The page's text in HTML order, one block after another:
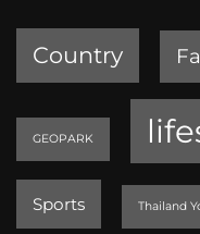
Country
GEOPARK
Sports Thailand